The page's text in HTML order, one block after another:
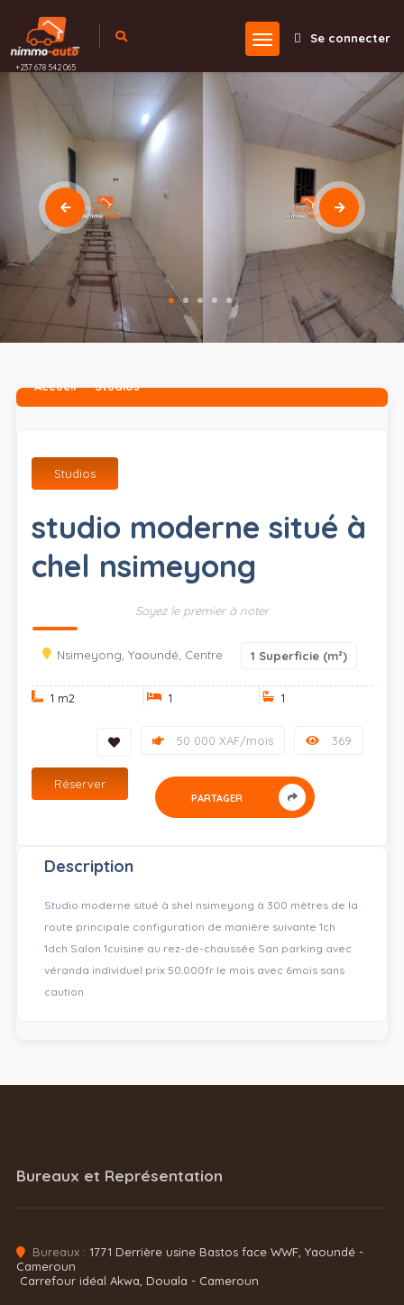
+237 678 542 065
Se connecter
Accueil Studios
Studios
studio moderne situé à
chel nsimeyong
Soyez le premier à noter
Nsimeyong, Yaoundé, Centre 1 Superficie (m²)
1 m2 1 1
369
50 000 XAF/mois
Réserver
PARTAGER
Description
Studio moderne situé à shel nsimeyong à 300 mètres de la
route principale configuration de manière suivante 1ch
1dch Salon 1cuisine au rez-de-chaussée San parking avec
véranda individuel prix 50.000fr le mois avec 6mois sans
caution
Bureaux et Représentation
Bureaux : 1771 Derrière usine Bastos face WWF, Yaoundé -
Cameroun
Carrefour idéal Akwa, Douala - Cameroun